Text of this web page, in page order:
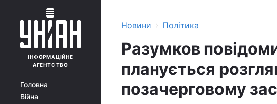
ІНФОРМАЦІЙНЕ
АГЕНТСТВО
Головна
Війна
Новини › Політика
Разумков
планується
позачерговому